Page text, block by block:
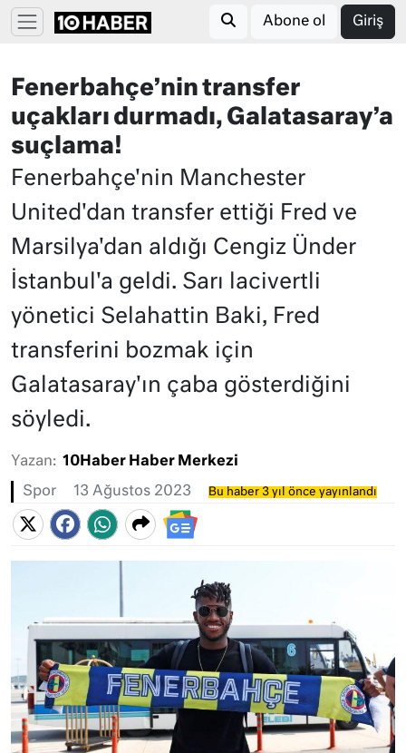
Abone ol Giriş
Fenerbahçe’nin transfer
uçakları durmadı, Galatasaray’a
suçlama!
Fenerbahçe'nin Manchester
United'dan transfer ettiği Fred ve
Marsilya'dan aldığı Cengiz Ünder
İstanbul'a geldi. Sarı lacivertli
yönetici Selahattin Baki, Fred
transferini bozmak için
Galatasaray'ın çaba gösterdiğini
söyledi.
Yazan: 10Haber Haber Merkezi
Spor 13 Ağustos 2023 Bu haber 3 yıl önce yayınlandı